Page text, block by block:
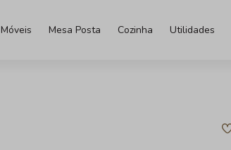
Móveis Mesa Posta Cozinha Utilidades